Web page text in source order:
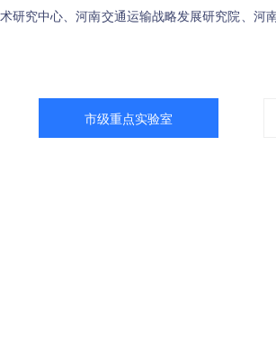
究中心、河南交通运输战略发展研究院、河
市级重点实验室